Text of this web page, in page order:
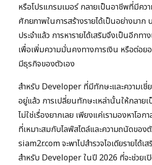
หรือโปรแกรมเมอร์ กลายเป็นอาชีพที่มีคว
ศักยภาพในการสร้างรายได้เป็นอย่างมาก
ประจำแล้ว การหารายได้เสริมจึงเป็นอีกทา
เพื่อเพิ่มความมั่นคงทางการเงิน หรือต่อ
มีธุรกิจของตัวเอง
สำหรับ Developer ที่มีทักษะและความเชี่
อยู่แล้ว การเปลี่ยนทักษะเหล่านั้นให้กลาย
ไม่ใช่เรื่องยากเลย เพียงแค่เรามองหาโอก
ที่เหมาะสมกับไลฟ์สไตล์และความถนัดของ
siam2r.com จะพาไปสำรวจไอเดียรายได้เ
สำหรับ Developer ในปี 2026 ที่จะช่วยเ